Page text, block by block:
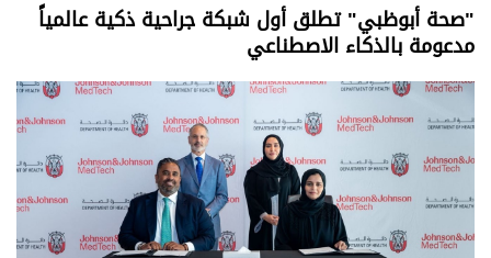
وجهات نظر
الترفيه
التعليم والمعرفة
الذكاء الاصطناعي
"صحة أبوظبي" تطلق أول شبكة جراحية ذكية عالمياً
مدعومة بالذكاء الاصطناعي